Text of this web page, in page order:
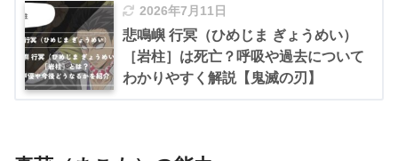
2026年7月11日
悲鳴嶼 行冥（ひめじま ぎょうめい）
［岩柱］は死亡？呼吸や過去について
わかりやすく解説【鬼滅の刃】